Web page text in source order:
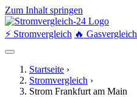
Zum Inhalt springen
⚡ Stromvergleich 🔥 Gasvergleich
Startseite ›
Stromvergleich ›
Strom Frankfurt am Main